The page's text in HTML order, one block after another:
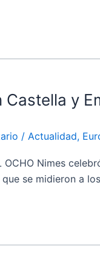
Castella y
/ Actualidad,
OCHO Nimes
se midieron a